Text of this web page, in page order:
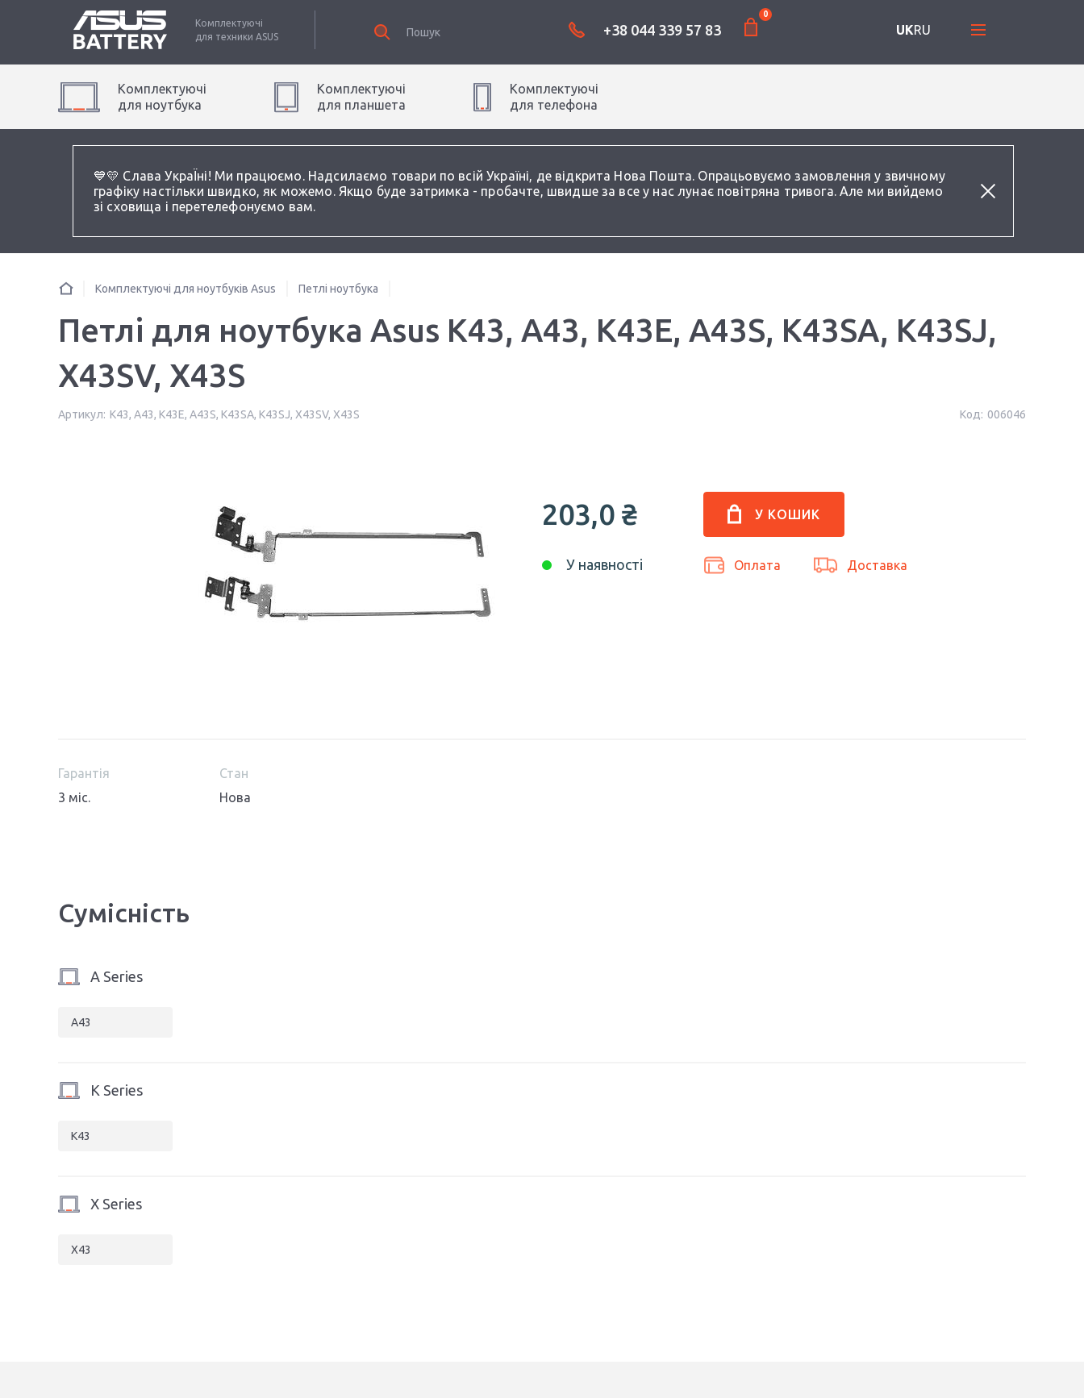
💙💛 Слава УкраЇні! Ми працюємо. Надсилаємо товари по всій Україні, де відкрита Нова Пошта. Опрацьовуємо замовлення у звичному
графіку настільки швидко, як можемо. Якщо буде затримка - пробачте, швидше за все у нас лунає повітряна тривога. Але ми вийдемо
зі сховища і перетелефонуємо вам.
Комплектуючі
для техники ASUS +38 044 339 57 83
0
UKRU
Комплектуючі
для ноутбука
Комплектуючі
для планшета
Комплектуючі
для телефона
Комплектуючі для ноутбуків Asus Петлі ноутбука
Петлі для ноутбука Asus K43, A43, K43E, A43S, K43SA, K43SJ,
X43SV, X43S
Артикул: K43, A43, K43E, A43S, K43SA, K43SJ, X43SV, X43S Код: 006046
203,0 ₴
У наявності Оплата Доставка
Гарантія
3 міс.
Стан
Нова
Сумісність
A Series
A43
K Series
K43
X Series
X43